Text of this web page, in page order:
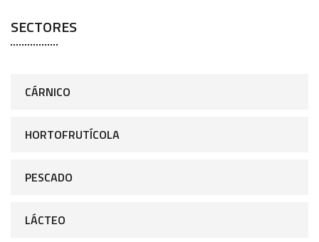
SECTORES
CÁRNICO
HORTOFRUTÍCOLA
PESCADO
LÁCTEO